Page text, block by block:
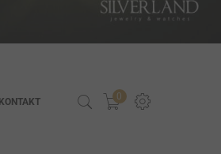
KONTAKT 0